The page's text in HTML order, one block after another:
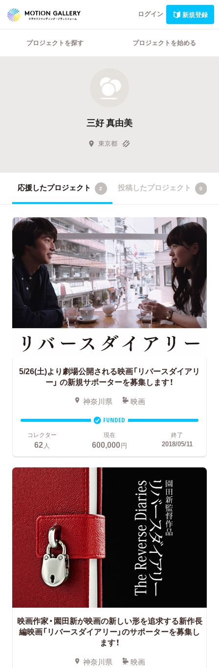
ログイン 新規登録
プロジェクトを探す プロジェクトを始める
三好 真由美
東京都
応援したプロジェクト 2 投稿したプロジェクト 0
5/26(土)より劇場公開される映画「リバースダイアリ
ー」 の新規サポーターを募集します！
神奈川県 映画
FUNDED
コレクター
62 人
現在
600,000円
終了
2018/05/11
映画作家・園田新が映画の新しい形を追求する新作長
編映画「リバースダイアリー」のサポーターを募集し
ます！
神奈川県 映画